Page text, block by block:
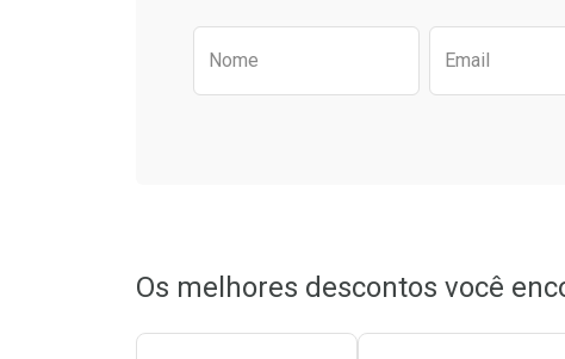
Preencha o formulário
Nome Email
Os melhores descontos você